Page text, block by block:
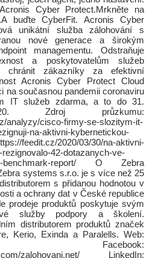
Cyber Protect.Mrkněte na
buďte CyberFit. Acronis Cyber
unikátní služba zálohování s
nové generace a širokým
managementu. Odstraňuje
a poskytovatelům služeb
chránit zákazníky za efektivní
Acronis Cyber Protect Cloud
na současnou pandemii coronaviru
IT služeb zdarma, a to do 31.
Zdroj průzkumu:
analyzy/cisco-firmy-se-slozitym-it-
na-aktivni-kybernetickou-
feedit.cz/2020/03/30/na-aktivni-
42-dotazanych-ve-
benchmark-report/ O Zebra
systems s.r.o. je s více než 25
s přidanou hodnotou v
a ochrany dat v České republice
prodeje produktů poskytuje svým
služby podpory a školení.
distributorem produktů značek
Kerio, Exinda a Paralells. Web:
Facebook:
zalohovani.net/ LinkedIn: